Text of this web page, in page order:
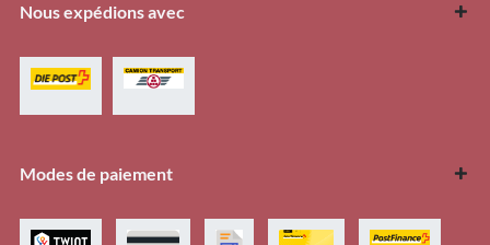
Nous expédions avec
Modes de paiement